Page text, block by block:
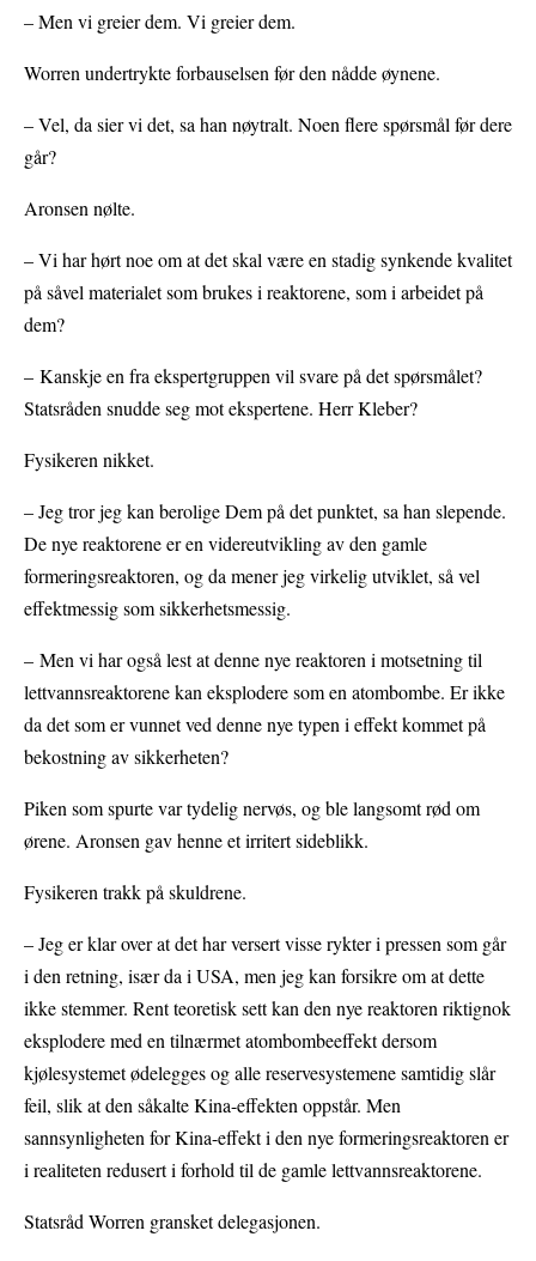
– Men vi greier dem. Vi greier dem.
Worren undertrykte forbauselsen før den nådde øynene.
– Vel, da sier vi det, sa han nøytralt. Noen flere spørsmål før dere
går?
Aronsen nølte.
– Vi har hørt noe om at det skal være en stadig synkende kvalitet
på såvel materialet som brukes i reaktorene, som i arbeidet på
dem?
– Kanskje en fra ekspertgruppen vil svare på det spørsmålet?
Statsråden snudde seg mot ekspertene. Herr Kleber?
Fysikeren nikket.
– Jeg tror jeg kan berolige Dem på det punktet, sa han slepende.
De nye reaktorene er en videreutvikling av den gamle
formeringsreaktoren, og da mener jeg virkelig utviklet, så vel
effektmessig som sikkerhetsmessig.
– Men vi har også lest at denne nye reaktoren i motsetning til
lettvannsreaktorene kan eksplodere som en atombombe. Er ikke
da det som er vunnet ved denne nye typen i effekt kommet på
bekostning av sikkerheten?
Piken som spurte var tydelig nervøs, og ble langsomt rød om
ørene. Aronsen gav henne et irritert sideblikk.
Fysikeren trakk på skuldrene.
– Jeg er klar over at det har versert visse rykter i pressen som går
i den retning, især da i USA, men jeg kan forsikre om at dette
ikke stemmer. Rent teoretisk sett kan den nye reaktoren riktignok
eksplodere med en tilnærmet atombombeeffekt dersom
kjølesystemet ødelegges og alle reservesystemene samtidig slår
feil, slik at den såkalte Kina-effekten oppstår. Men
sannsynligheten for Kina-effekt i den nye formeringsreaktoren er
i realiteten redusert i forhold til de gamle lettvannsreaktorene.
Statsråd Worren gransket delegasjonen.